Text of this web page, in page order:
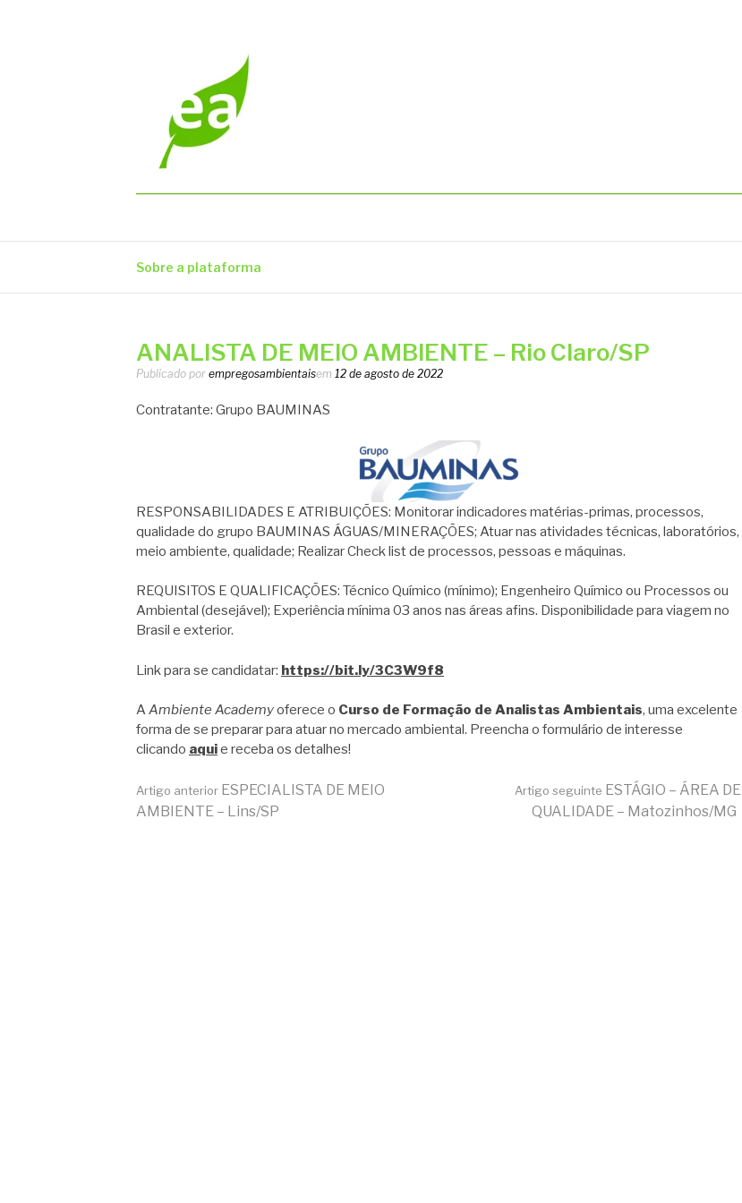
Sobre a plataforma
ANALISTA DE MEIO AMBIENTE – Rio Claro/SP
Publicado por empregosambientaisem 12 de agosto de 2022
Contratante: Grupo BAUMINAS
RESPONSABILIDADES E ATRIBUIÇÕES: Monitorar indicadores matérias-primas, processos,
qualidade do grupo BAUMINAS ÁGUAS/MINERAÇÕES; Atuar nas atividades técnicas, laboratórios,
meio ambiente, qualidade; Realizar Check list de processos, pessoas e máquinas.
REQUISITOS E QUALIFICAÇÕES: Técnico Químico (mínimo); Engenheiro Químico ou Processos ou
Ambiental (desejável); Experiência mínima 03 anos nas áreas afins. Disponibilidade para viagem no
Brasil e exterior.
Link para se candidatar: https://bit.ly/3C3W9f8
AAmbiente Academyoferece o Curso de Formação de Analistas Ambientais, uma excelente
forma de se preparar para atuar no mercado ambiental. Preencha o formulário de interesse
clicando aquie receba os detalhes!
Continue
Artigo anterior ESPECIALISTA DE MEIO
AMBIENTE – Lins/SP
Artigo seguinte ESTÁGIO – ÁREA DE
QUALIDADE – Matozinhos/MG